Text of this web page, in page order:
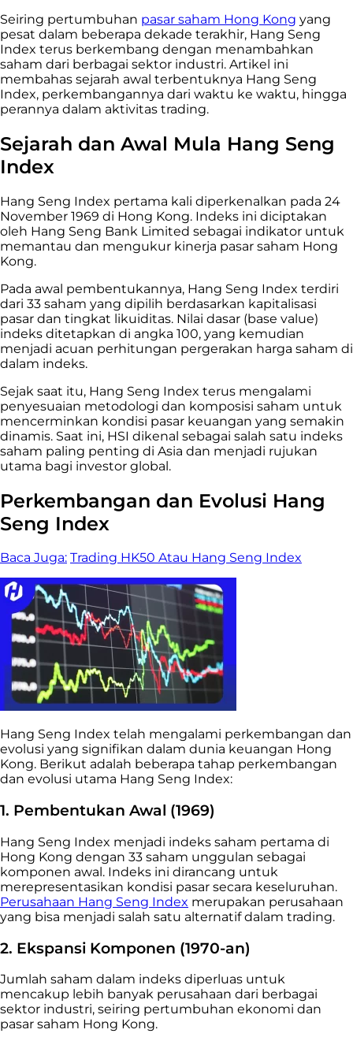
Seiring pertumbuhan pasar saham Hong Kong yang
pesat dalam beberapa dekade terakhir, Hang Seng
Index terus berkembang dengan menambahkan
saham dari berbagai sektor industri. Artikel ini
membahas sejarah awal terbentuknya Hang Seng
Index, perkembangannya dari waktu ke waktu, hingga
perannya dalam aktivitas trading.
Sejarah dan Awal Mula Hang Seng
Index
Hang Seng Index pertama kali diperkenalkan pada 24
November 1969 di Hong Kong. Indeks ini diciptakan
oleh Hang Seng Bank Limited sebagai indikator untuk
memantau dan mengukur kinerja pasar saham Hong
Kong.
Pada awal pembentukannya, Hang Seng Index terdiri
dari 33 saham yang dipilih berdasarkan kapitalisasi
pasar dan tingkat likuiditas. Nilai dasar (base value)
indeks ditetapkan di angka 100, yang kemudian
menjadi acuan perhitungan pergerakan harga saham di
dalam indeks.
Sejak saat itu, Hang Seng Index terus mengalami
penyesuaian metodologi dan komposisi saham untuk
mencerminkan kondisi pasar keuangan yang semakin
dinamis. Saat ini, HSI dikenal sebagai salah satu indeks
saham paling penting di Asia dan menjadi rujukan
utama bagi investor global.
Perkembangan dan Evolusi Hang
Seng Index
Baca Juga: Trading HK50 Atau Hang Seng Index
Hang Seng Index telah mengalami perkembangan dan
evolusi yang signifikan dalam dunia keuangan Hong
Kong. Berikut adalah beberapa tahap perkembangan
dan evolusi utama Hang Seng Index:
1. Pembentukan Awal (1969)
Hang Seng Index menjadi indeks saham pertama di
Hong Kong dengan 33 saham unggulan sebagai
komponen awal. Indeks ini dirancang untuk
merepresentasikan kondisi pasar secara keseluruhan.
Perusahaan Hang Seng Index merupakan perusahaan
yang bisa menjadi salah satu alternatif dalam trading.
2. Ekspansi Komponen (1970-an)
Jumlah saham dalam indeks diperluas untuk
mencakup lebih banyak perusahaan dari berbagai
sektor industri, seiring pertumbuhan ekonomi dan
pasar saham Hong Kong.